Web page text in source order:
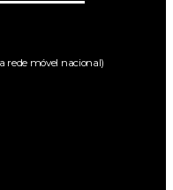
rede móvel nacional)